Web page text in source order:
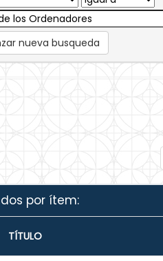
nueva busqueda
por ítem:
TÍTULO